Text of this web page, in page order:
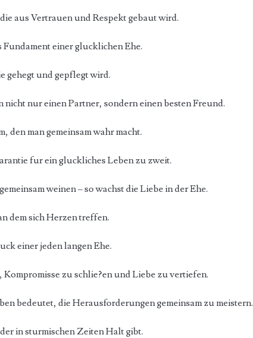
aus Vertrauen und Respekt gebaut wird.
Fundament einer glucklichen Ehe.
gehegt und gepflegt wird.
nicht nur einen Partner, sondern einen besten Freund.
den man gemeinsam wahr macht.
fur ein gluckliches Leben zu zweit.
weinen – so wachst die Liebe in der Ehe.
dem sich Herzen treffen.
einer jeden langen Ehe.
Kompromisse zu schlie?en und Liebe zu vertiefen.
bedeutet, die Herausforderungen gemeinsam zu meistern.
in sturmischen Zeiten Halt gibt.